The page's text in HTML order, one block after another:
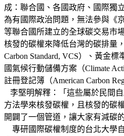
成：聯合國、各國政府、國際獨
為有國際政治問題，無法參與《
等聯合國所建立的全球碳交易市
核發的碳權來降低台灣的碳排量
Carbon Standard, VCS）、黃金標
國氣候行動儲備方案（Climate
註冊登記簿（American Carbon
李堅明解釋：「這些屬於民間
方法學來核發碳權，且核發的碳
開闢了一個管道，讓大家有減碳
專研國際碳權制度的台北大學